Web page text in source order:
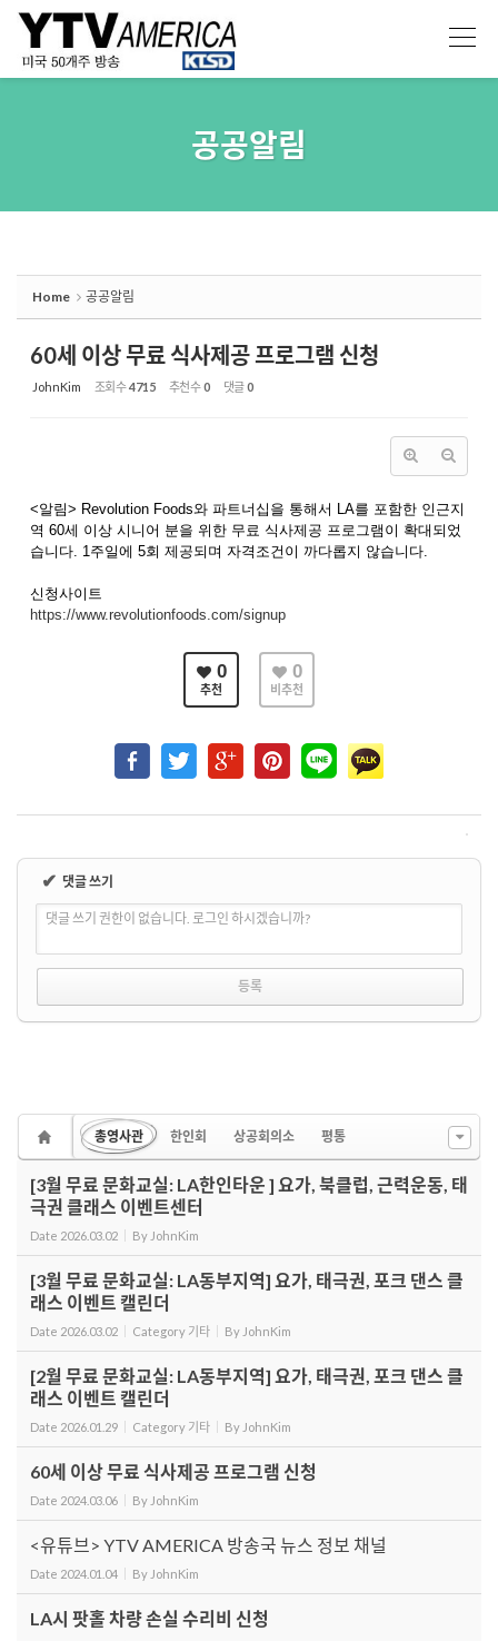
공공알림
Home 공공알림
60세 이상 무료 식사제공 프로그램 신청
JohnKim 조회 수4715 추천 수0 댓글0
<알림> Revolution Foods와 파트너십을 통해서 LA를 포함한 인근지
역 60세 이상 시니어 분을 위한 무료 식사제공 프로그램이 확대되었
습니다. 1주일에 5회 제공되며 자격조건이 까다롭지 않습니다.
신청사이트
https://www.revolutionfoods.com/signup
0
추천
0
비추천
✔ 댓글 쓰기
댓글 쓰기 권한이 없습니다. 로그인 하시겠습니까?
총영사관 한인회 상공회의소 평통
[3월 무료 문화교실: LA한인타운 ] 요가, 북클럽, 근력운동, 태
극권 클래스 이벤트센터
Date 2026.03.02 By JohnKim
[3월 무료 문화교실: LA동부지역] 요가, 태극권, 포크 댄스 클
래스 이벤트 캘린더
Date 2026.03.02 Category 기타 By JohnKim
[2월 무료 문화교실: LA동부지역] 요가, 태극권, 포크 댄스 클
래스 이벤트 캘린더
Date 2026.01.29 Category 기타 By JohnKim
60세 이상 무료 식사제공 프로그램 신청
Date 2024.03.06 By JohnKim
<유튜브> YTV AMERICA 방송국 뉴스 정보 채널
Date 2024.01.04 By JohnKim
LA시 팟홀 차량 손실 수리비 신청